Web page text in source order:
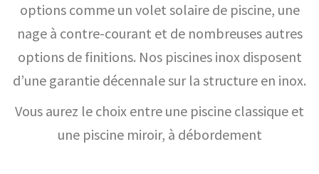
options comme un volet solaire de piscine, une
nage à contre-courant et de nombreuses autres
options de finitions. Nos piscines inox disposent
d’une garantie décennale sur la structure en inox.
Vous aurez le choix entre une piscine classique et
une piscine miroir, à débordement